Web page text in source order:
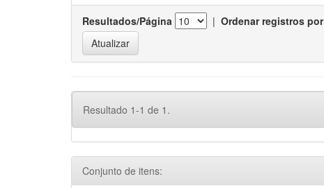
Resultados/Página | Ordenar registros por
Resultado 1-1 de 1.
Conjunto de itens: